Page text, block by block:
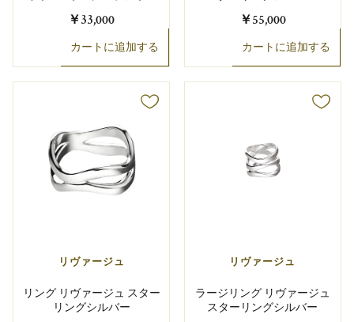
￥33,000
カートに追加する
￥55,000
カートに追加する
リヴァージュ
リング リヴァージュ スター
リングシルバー
リヴァージュ
ラージリング リヴァージュ
スターリングシルバー